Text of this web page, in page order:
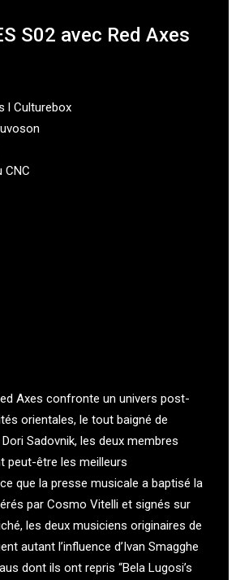
S02 avec Red Axes
l Culturebox
CNC
Axes confronte un univers post-
orientales, le tout baigné de
Sadovnik, les deux membres
peut-être les meilleurs
que la presse musicale a baptisé la
par Cosmo Vitelli et signés sur
, les deux musiciens originaires de
autant l’influence d’Ivan Smagghe
dont ils ont repris “Bela Lugosi’s